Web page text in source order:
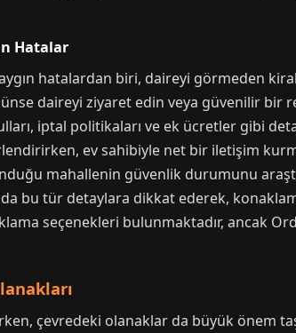
Hatalar
hatalardan biri, daireyi görmeden
daireyi ziyaret edin veya güvenilir bir
iptal politikaları ve ek ücretler gibi
ev sahibiyle net bir iletişim
mahallenin güvenlik durumunu
bu tür detaylara dikkat ederek,
seçenekleri bulunmaktadır, ancak
çevredeki olanaklar da büyük önem